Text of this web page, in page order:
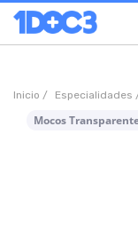
Inicio / Especialidades
Mocos